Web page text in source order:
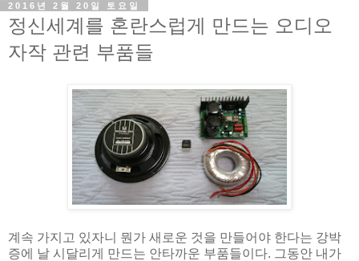
2016년 2월 20일 토요일
정신세계를 혼란스럽게 만드는 오디오
자작 관련 부품들
계속 가지고 있자니 뭔가 새로운 것을 만들어야 한다는 강박
증에 날 시달리게 만드는 안타까운 부품들이다. 그동안 내가